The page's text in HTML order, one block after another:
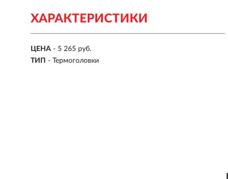
ХАРАКТЕРИСТИКИ
ЦЕНА - 5 265 руб.
ТИП - Термоголовки